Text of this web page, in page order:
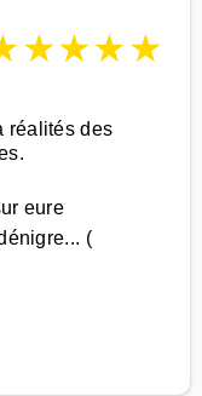
★★★★
réalités des
eure
(